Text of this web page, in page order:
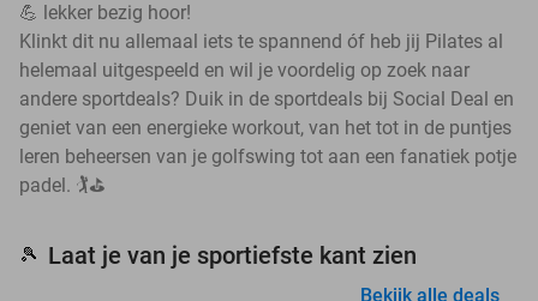
💪 lekker bezig hoor!
Klinkt dit nu allemaal iets te spannend óf heb jij Pilates al
helemaal uitgespeeld en wil je voordelig op zoek naar
andere sportdeals? Duik in de sportdeals bij Social Deal en
geniet van een energieke workout, van het tot in de puntjes
leren beheersen van je golfswing tot aan een fanatiek potje
padel. 🏌️⛳
🎾 Laat je van je sportiefste kant zien
Bekijk alle deals